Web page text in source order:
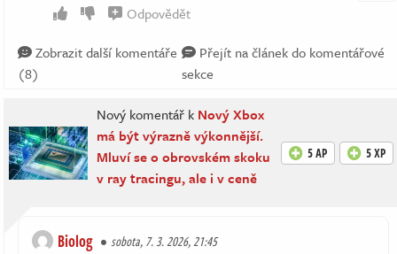
Odpovědět
Zobrazit další komentáře
(8)
Přejít na článek do komentářové
sekce
Nový komentář k Nový Xbox
má být výrazně výkonnější.
Mluví se o obrovském skoku
v ray tracingu, ale i v ceně
5 AP 5 XP
Biolog sobota, 7. 3. 2026, 21:45